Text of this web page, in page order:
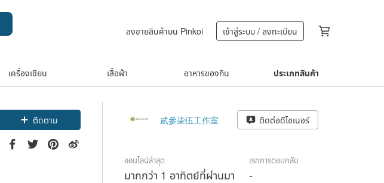
ลงขายสินค้าบน Pinkoi เข้าสู่ระบบ / ลงทะเบียน
เครื่องเขียน เสื้อผ้า อาหารของกิน ประเภทสินค้า
ติดตาม 貳參㭍伍工作室 ติดต่อดีไซเนอร์
ออนไลน์ล่าสุด
มากกว่า 1 อาทิตย์ที่ผ่านมา
เรทการตอบกลับ
-